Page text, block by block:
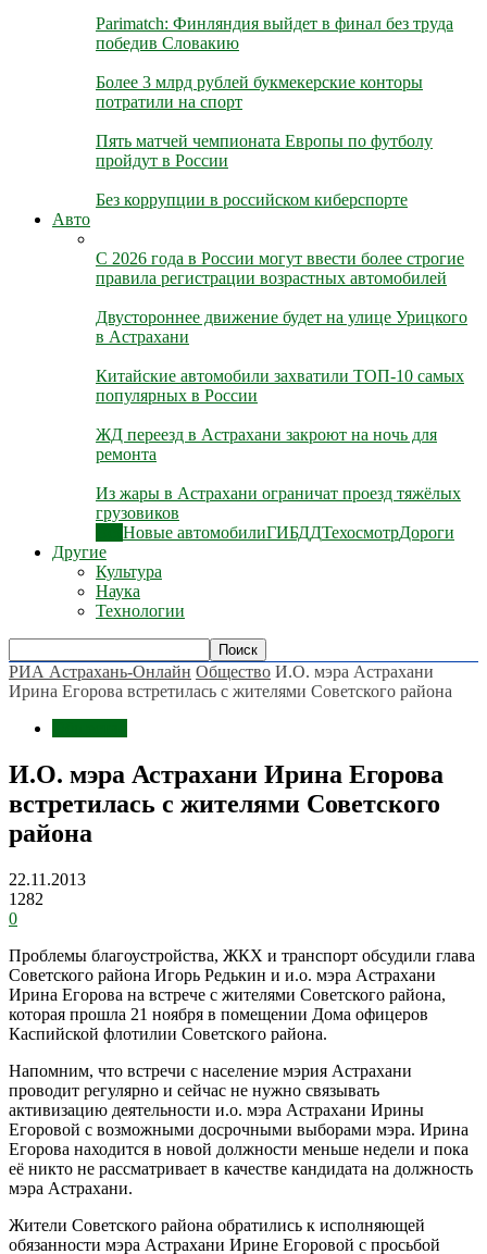
Parimatch: Финляндия выйдет в финал без труда
победив Словакию
Более 3 млрд рублей букмекерские конторы
потратили на спорт
Пять матчей чемпионата Европы по футболу
пройдут в России
Без коррупции в российском киберспорте
Авто
С 2026 года в России могут ввести более строгие
правила регистрации возрастных автомобилей
Двустороннее движение будет на улице Урицкого
в Астрахани
Китайские автомобили захватили ТОП-10 самых
популярных в России
ЖД переезд в Астрахани закроют на ночь для
ремонта
Из жары в Астрахани ограничат проезд тяжёлых
грузовиков
Новые автомобилиГИБДДТехосмотрДороги
Другие
Культура
Наука
Технологии
РИА Астрахань-Онлайн Общество И.О. мэра Астрахани
Ирина Егорова встретилась с жителями Советского района
И.О. мэра Астрахани Ирина Егорова
встретилась с жителями Советского
района
22.11.2013
1282
0
Проблемы благоустройства, ЖКХ и транспорт обсудили глава
Советского района Игорь Редькин и и.о. мэра Астрахани
Ирина Егорова на встрече с жителями Советского района,
которая прошла 21 ноября в помещении Дома офицеров
Каспийской флотилии Советского района.
Напомним, что встречи с население мэрия Астрахани
проводит регулярно и сейчас не нужно связывать
активизацию деятельности и.о. мэра Астрахани Ирины
Егоровой с возможными досрочными выборами мэра. Ирина
Егорова находится в новой должности меньше недели и пока
её никто не рассматривает в качестве кандидата на должность
мэра Астрахани.
Жители Советского района обратились к исполняющей
обязанности мэра Астрахани Ирине Егоровой с просьбой